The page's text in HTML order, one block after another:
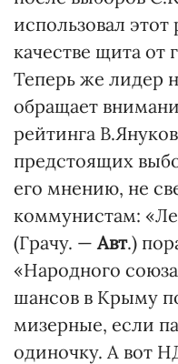
использовал
качестве щита от
Теперь же лидер
обращает
рейтинга
предстоящих
его мнению, не
коммунистам:
(Грачу. —Авт.)
«Народного
шансов в Крыму
мизерные, если
одиночку. А вот